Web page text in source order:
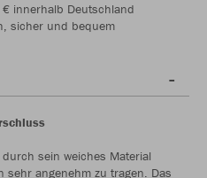
innerhalb Deutschland
sicher und bequem
durch sein weiches Material
sehr angenehm zu tragen. Das